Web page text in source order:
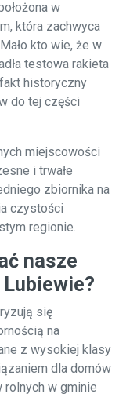
w
która zachwyca
kto wie, że w
testowa rakieta
historyczny
do tej części
miejscowości
i trwałe
zbiornika na
czystości
regionie.
nasze
się
na
z wysokiej klasy
dla domów
w gminie